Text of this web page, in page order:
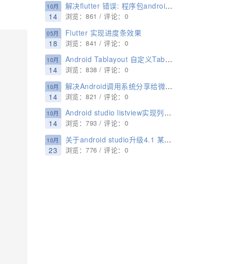
10月
14
解决flutter 错误: 程序包androidx.lifecycle不存在问题
浏览：861 / 评论：0
05月
18
Flutter 实现进度条效果
浏览：841 / 评论：0
10月
14
Android Tablayout 自定义Tab布局的使用案例
浏览：838 / 评论：0
10月
14
解决Android调用系统分享给微信,出现分享失败,分享多文件必须为图片格式的问题
浏览：821 / 评论：0
10月
14
Android studio listview实现列表数据显示 数据循环显示效果
浏览：793 / 评论：0
10月
23
关于android studio升级4.1 某些插件使用不了的问题(Mac)
浏览：776 / 评论：0